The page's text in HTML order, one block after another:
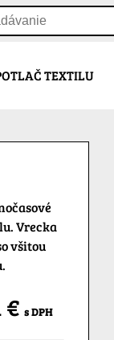
TEXTILU
Vrecka
všitou
€ s DPH